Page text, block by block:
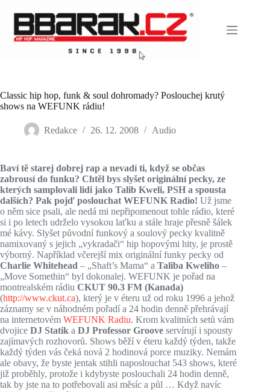
content
Classic hip hop, funk & soul dohromady? Poslouchej krutý
shows na WEFUNK rádiu!
Redakce 26. 12. 2008 Audio
Baví tě starej dobrej rap a nevadí ti, když se občas
zabrousí do funku? Chtěl bys slyšet originální pecky, ze
kterých samplovali lidi jako Talib Kweli, PSH a spousta
dalších? Pak pojď poslouchat WEFUNK Radio! Už jsme
o něm sice psali, ale nedá mi nepřipomenout tohle rádio, které
si i po letech udrželo vysokou laťku a stále hraje přesně šálek
mé kávy. Slyšet původní funkový a soulový pecky kvalitně
namixovaný s jejich „vykradači“ hip hopovými hity, je prostě
výborný. Například včerejší mix originální funky pecky od
Charlie Whitehead – „Shaft’s Mama“ a Taliba Kweliho –
„Move Somethin“ byl dokonalej. WEFUNK je pořad na
montrealském rádiu CKUT 90.3 FM (Kanada)
(http://www.ckut.ca), který je v éteru už od roku 1996 a jehož
záznamy se v náhodném pořadí a 24 hodin denně přehrávají
na internetovém WEFUNK Radiu. Krom kvalitních setů vám
dvojice DJ Statik a DJ Professor Groove servírují i spousty
zajímavých rozhovorů. Shows běží v éteru každý týden, takže
každý týden vás čeká nová 2 hodinová porce muziky. Nemám
ale obavy, že byste jentak stihli naposlouchat 543 shows, které
již proběhly, protože i kdybyste poslouchali 24 hodin denně,
tak by jste na to potřebovali asi měsíc a půl … Když navíc